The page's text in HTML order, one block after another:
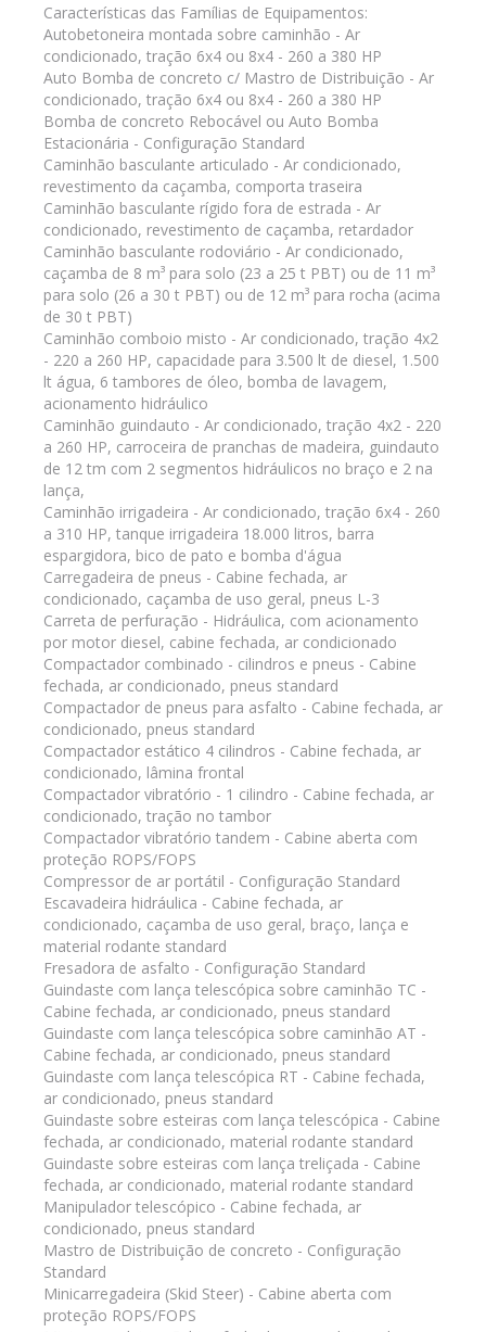
Características das Famílias de Equipamentos:
Autobetoneira montada sobre caminhão - Ar
condicionado, tração 6x4 ou 8x4 - 260 a 380 HP
Auto Bomba de concreto c/ Mastro de Distribuição - Ar
condicionado, tração 6x4 ou 8x4 - 260 a 380 HP
Bomba de concreto Rebocável ou Auto Bomba
Estacionária - Configuração Standard
Caminhão basculante articulado - Ar condicionado,
revestimento da caçamba, comporta traseira
Caminhão basculante rígido fora de estrada - Ar
condicionado, revestimento de caçamba, retardador
Caminhão basculante rodoviário - Ar condicionado,
caçamba de 8 m³ para solo (23 a 25 t PBT) ou de 11 m³
para solo (26 a 30 t PBT) ou de 12 m³ para rocha (acima
de 30 t PBT)
Caminhão comboio misto - Ar condicionado, tração 4x2
- 220 a 260 HP, capacidade para 3.500 lt de diesel, 1.500
lt água, 6 tambores de óleo, bomba de lavagem,
acionamento hidráulico
Caminhão guindauto - Ar condicionado, tração 4x2 - 220
a 260 HP, carroceira de pranchas de madeira, guindauto
de 12 tm com 2 segmentos hidráulicos no braço e 2 na
lança,
Caminhão irrigadeira - Ar condicionado, tração 6x4 - 260
a 310 HP, tanque irrigadeira 18.000 litros, barra
espargidora, bico de pato e bomba d'água
Carregadeira de pneus - Cabine fechada, ar
condicionado, caçamba de uso geral, pneus L-3
Carreta de perfuração - Hidráulica, com acionamento
por motor diesel, cabine fechada, ar condicionado
Compactador combinado - cilindros e pneus - Cabine
fechada, ar condicionado, pneus standard
Compactador de pneus para asfalto - Cabine fechada, ar
condicionado, pneus standard
Compactador estático 4 cilindros - Cabine fechada, ar
condicionado, lâmina frontal
Compactador vibratório - 1 cilindro - Cabine fechada, ar
condicionado, tração no tambor
Compactador vibratório tandem - Cabine aberta com
proteção ROPS/FOPS
Compressor de ar portátil - Configuração Standard
Escavadeira hidráulica - Cabine fechada, ar
condicionado, caçamba de uso geral, braço, lança e
material rodante standard
Fresadora de asfalto - Configuração Standard
Guindaste com lança telescópica sobre caminhão TC -
Cabine fechada, ar condicionado, pneus standard
Guindaste com lança telescópica sobre caminhão AT -
Cabine fechada, ar condicionado, pneus standard
Guindaste com lança telescópica RT - Cabine fechada,
ar condicionado, pneus standard
Guindaste sobre esteiras com lança telescópica - Cabine
fechada, ar condicionado, material rodante standard
Guindaste sobre esteiras com lança treliçada - Cabine
fechada, ar condicionado, material rodante standard
Manipulador telescópico - Cabine fechada, ar
condicionado, pneus standard
Mastro de Distribuição de concreto - Configuração
Standard
Minicarregadeira (Skid Steer) - Cabine aberta com
proteção ROPS/FOPS